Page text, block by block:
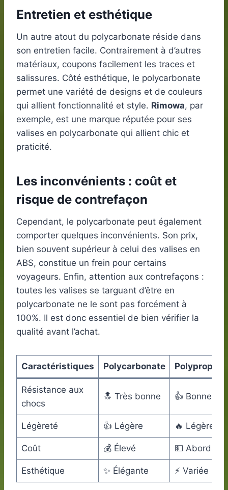
Entretien et esthétique
Un autre atout du polycarbonate réside dans
son entretien facile. Contrairement à d’autres
matériaux, coupons facilement les traces et
salissures. Côté esthétique, le polycarbonate
permet une variété de designs et de couleurs
qui allient fonctionnalité et style. Rimowa, par
exemple, est une marque réputée pour ses
valises en polycarbonate qui allient chic et
praticité.
Les inconvénients : coût et
risque de contrefaçon
Cependant, le polycarbonate peut également
comporter quelques inconvénients. Son prix,
bien souvent supérieur à celui des valises en
ABS, constitue un frein pour certains
voyageurs. Enfin, attention aux contrefaçons :
toutes les valises se targuant d’être en
polycarbonate ne le sont pas forcément à
100%. Il est donc essentiel de bien vérifier la
qualité avant l’achat.
Caractéristiques Polycarbonate
Résistance aux
chocs
🔝 Très bonne 👍 Bonne
Légèreté 👍 Légère 🔥 Légère
Coût 💰 Élevé 💵
Esthétique ✨ Élégante ⚡ Variée